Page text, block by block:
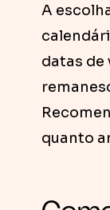
A
datas de
quanto